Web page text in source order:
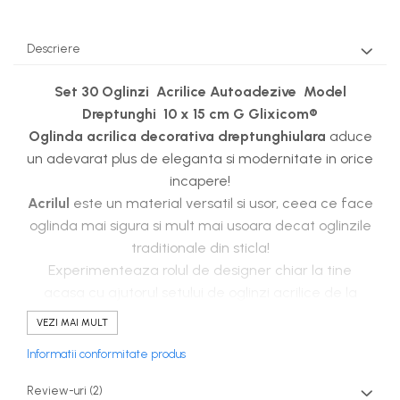
Descriere
Set 30 Oglinzi Acrilice Autoadezive Model
Dreptunghi 10 x 15 cm G Glixicom®
Oglinda acrilica decorativa dreptunghiulara aduce
un adevarat plus de eleganta si modernitate in orice
incapere!
Acrilul este un material versatil si usor, ceea ce face
oglinda mai sigura si mult mai usoara decat oglinzile
traditionale din sticla!
Experimenteaza rolul de designer chiar la tine
VEZI MAI MULT
Informatii conformitate produs
Review-uri (2)